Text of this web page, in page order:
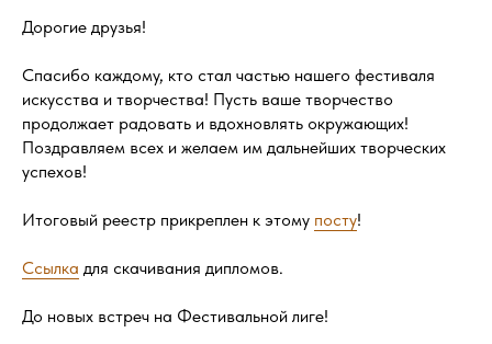
Дорогие друзья!
Спасибо каждому, кто стал частью нашего фестиваля
искусства и творчества! Пусть ваше творчество
продолжает радовать и вдохновлять окружающих!
Поздравляем всех и желаем им дальнейших творческих
успехов!
Итоговый реестр прикреплен к этому посту!
Ссылка для скачивания дипломов.
До новых встреч на Фестивальной лиге!